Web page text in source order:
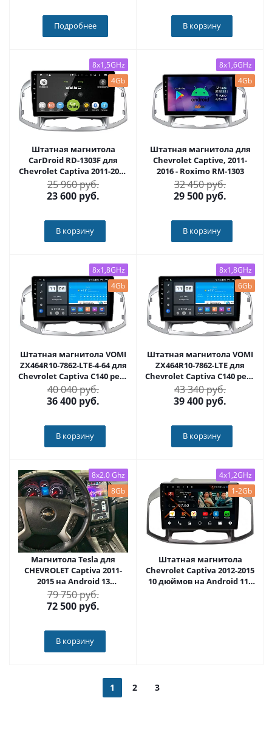
Подробнее В корзину
8x1,5GHz
4Gb
Штатная магнитола
CarDroid RD-1303F для
Chevrolet Captiva 2011-2016
(Android 10)
25 960 руб.
23 600 руб.
В корзину
8x1,6GHz
4Gb
Штатная магнитола для
Chevrolet Captive, 2011-
2016 - Roximo RM-1303
32 450 руб.
29 500 руб.
В корзину
8x1,8GHz
4Gb
Штатная магнитола VOMI
ZX464R10-7862-LTE-4-64 для
Chevrolet Captiva C140 рест
09.2011-09.2015 на Android
10
40 040 руб.
36 400 руб.
В корзину
8x1,8GHz
6Gb
Штатная магнитола VOMI
ZX464R10-7862-LTE для
Chevrolet Captiva C140 рест
09.2011-09.2015 на Android
10
43 340 руб.
39 400 руб.
В корзину
8x2.0 Ghz
8Gb
Магнитола Tesla для
CHEVROLET Captiva 2011-
2015 на Android 13
Carmedia ZF-1803-GE
79 750 руб.
72 500 руб.
В корзину
4x1,2GHz
1-2Gb
Штатная магнитола
Chevrolet Captiva 2012-2015
10 дюймов на Android 11 -
1 2 3